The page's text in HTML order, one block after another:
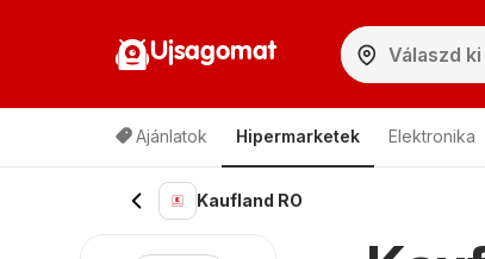
Ujsagomat
Ajánlatok Hipermarketek Elektronika
Kaufland RO